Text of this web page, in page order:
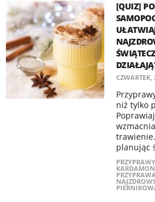
[QUIZ]
niż tylko
planując
PRZYPRAWY